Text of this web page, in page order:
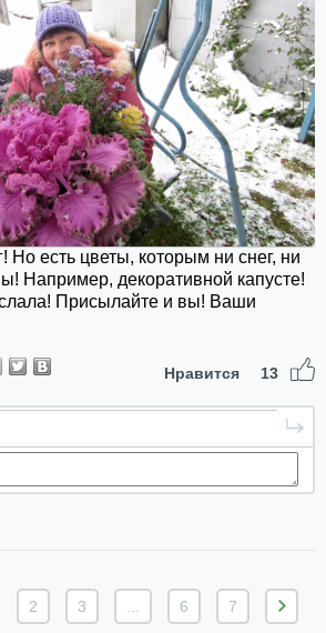
Но есть цветы, которым ни снег, ни
Например, декоративной капусте!
Присылайте и вы! Ваши
Нравится 13
2 3 ... 6 7